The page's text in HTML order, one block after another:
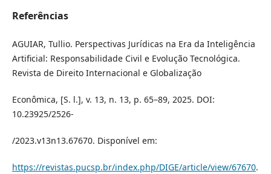
Referências
AGUIAR, Tullio. Perspectivas Jurídicas na Era da Inteligência
Artificial: Responsabilidade Civil e Evolução Tecnológica.
Revista de Direito Internacional e Globalização
Econômica, [S. l.], v. 13, n. 13, p. 65–89, 2025. DOI:
10.23925/2526-
/2023.v13n13.67670. Disponível em:
https://revistas.pucsp.br/index.php/DIGE/article/view/67670.